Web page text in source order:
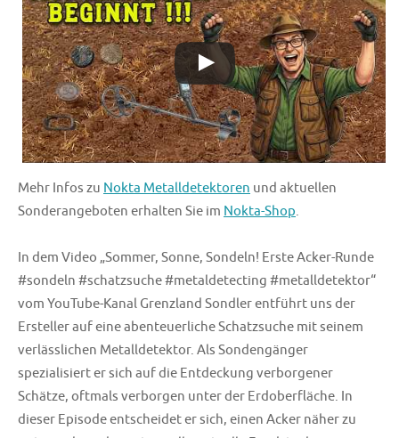
Mehr Infos zu Nokta Metalldetektoren und aktuellen
Sonderangeboten erhalten Sie im Nokta-Shop.
In dem Video „Sommer, Sonne, Sondeln! Erste Acker-Runde
#sondeln #schatzsuche #metaldetecting #metalldetektor“
vom YouTube-Kanal Grenzland Sondler entführt uns der
Ersteller auf eine abenteuerliche Schatzsuche mit seinem
verlässlichen Metalldetektor. Als Sondengänger
spezialisiert er sich auf die Entdeckung verborgener
Schätze, oftmals verborgen unter der Erdoberfläche. In
dieser Episode entscheidet er sich, einen Acker näher zu